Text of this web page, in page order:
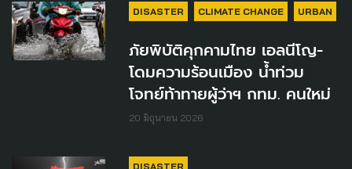
DISASTER CLIMATE CHANGE URBAN
ภัยพิบัติคุกคามไทย เอลนีโญ-
โดมความร้อนเมือง น้ำท่วม
โจทย์ท้าทายผู้ว่าฯ กทม. คนใหม่
20 มิถุนายน 2026
DISASTER